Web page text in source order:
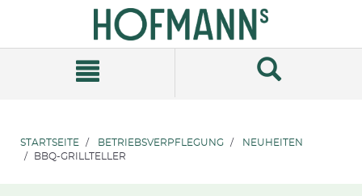
Navigationsmenü
STARTSEITE BETRIEBSVERPFLEGUNG
NEUHEITEN
BBQ-GRILLTELLER